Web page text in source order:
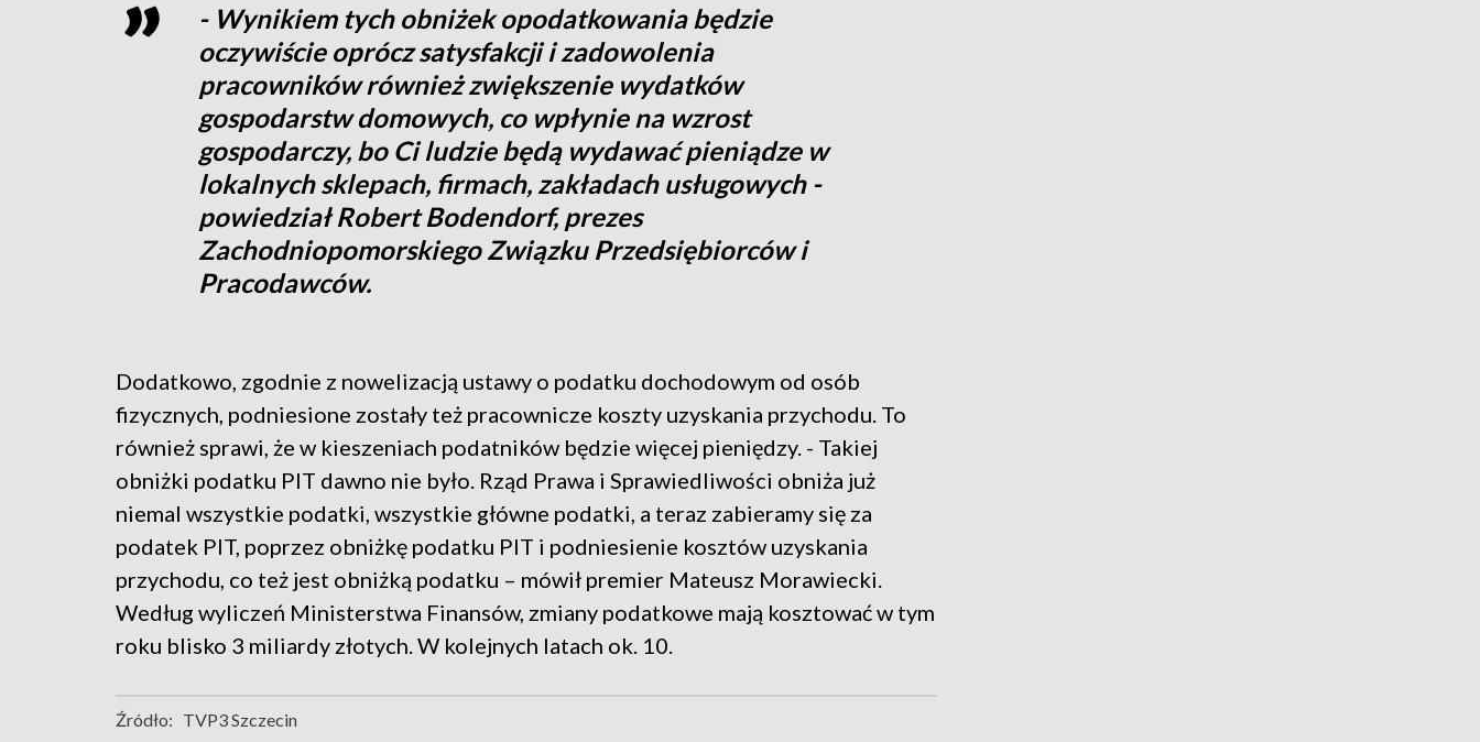
- Wynikiem tych obniżek opodatkowania będzie
oczywiście oprócz satysfakcji i zadowolenia
pracowników również zwiększenie wydatków
gospodarstw domowych, co wpłynie na wzrost
gospodarczy, bo Ci ludzie będą wydawać pieniądze w
lokalnych sklepach, firmach, zakładach usługowych -
powiedział Robert Bodendorf, prezes
Zachodniopomorskiego Związku Przedsiębiorców i
Pracodawców.
Dodatkowo, zgodnie z nowelizacją ustawy o podatku dochodowym od osób
fizycznych, podniesione zostały też pracownicze koszty uzyskania przychodu. To
również sprawi, że w kieszeniach podatników będzie więcej pieniędzy. - Takiej
obniżki podatku PIT dawno nie było. Rząd Prawa i Sprawiedliwości obniża już
niemal wszystkie podatki, wszystkie główne podatki, a teraz zabieramy się za
podatek PIT, poprzez obniżkę podatku PIT i podniesienie kosztów uzyskania
przychodu, co też jest obniżką podatku – mówił premier Mateusz Morawiecki.
Według wyliczeń Ministerstwa Finansów, zmiany podatkowe mają kosztować w tym
roku blisko 3 miliardy złotych. W kolejnych latach ok. 10.
Źródło: TVP3 Szczecin